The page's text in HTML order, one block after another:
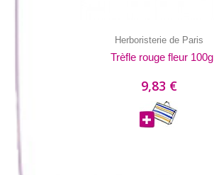
Herboristerie de Paris
Trèfle rouge fleur 100g
9,83 €